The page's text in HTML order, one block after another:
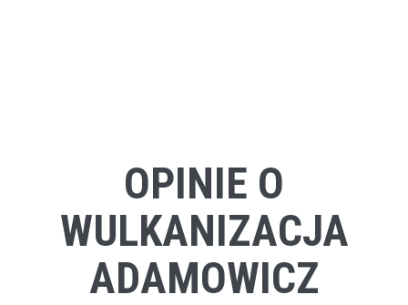
OPINIE O
WULKANIZACJA
ADAMOWICZ